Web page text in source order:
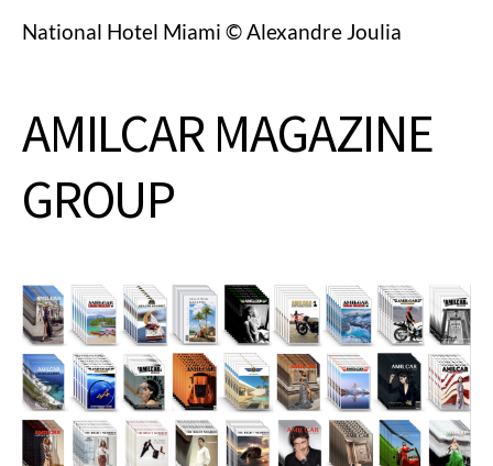
National Hotel Miami © Alexandre Joulia
AMILCAR MAGAZINE
GROUP